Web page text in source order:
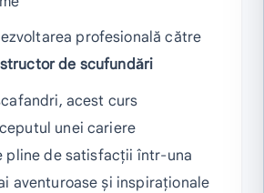
profesională către
de scufundări
acest curs
unei cariere
pline de satisfacții într-una
aventuroase și inspiraționale